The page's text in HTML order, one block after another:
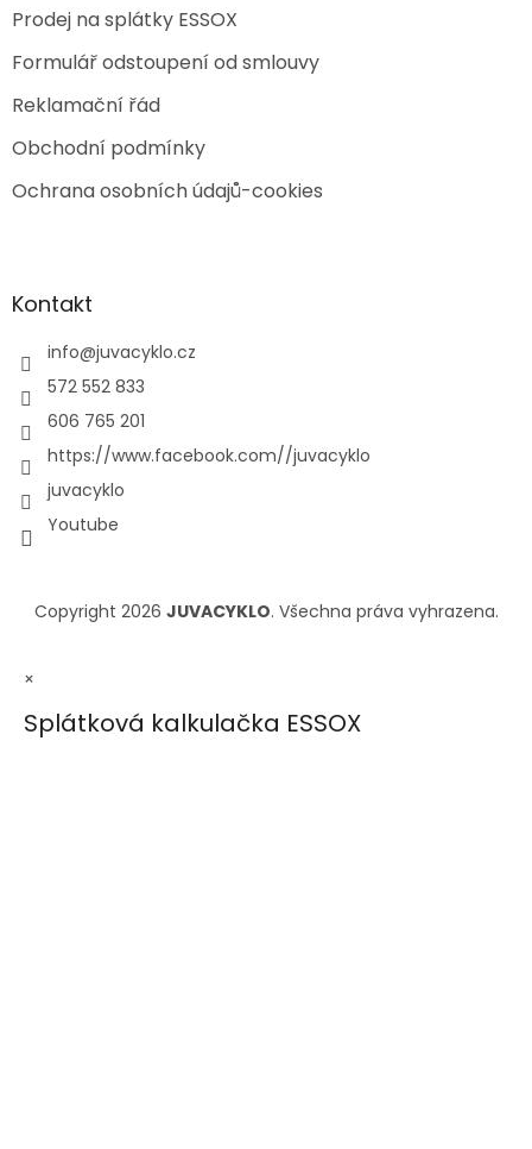
Prodej na splátky ESSOX
Formulář odstoupení od smlouvy
Reklamační řád
Obchodní podmínky
Ochrana osobních údajů-cookies
Kontakt
info@juvacyklo.cz
572 552 833
606 765 201
https://www.facebook.com//juvacyklo
juvacyklo
Youtube
Copyright 2026 JUVACYKLO. Všechna práva vyhrazena.
×
Splátková kalkulačka ESSOX